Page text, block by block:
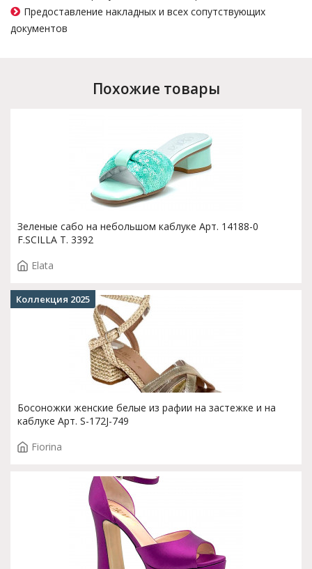
Предоставление накладных и всех сопутствующих
документов
Похожие товары
Зеленые сабо на небольшом каблуке Арт. 14188-0
F.SCILLA T. 3392
Elata
Босоножки женские белые из рафии на застежке и на
каблуке Арт. S-172J-749
Fiorina
Коллекция 2025